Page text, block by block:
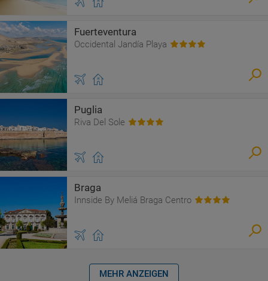
Fuerteventura
Occidental Jandía Playa
Puglia
Riva Del Sole
Braga
Innside By Meliá Braga Centro
MEHR ANZEIGEN